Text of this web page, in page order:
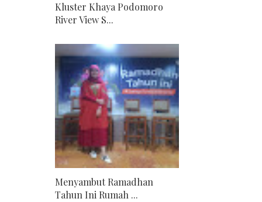
Kluster Khaya Podomoro
River View S...
Menyambut Ramadhan
Tahun Ini Rumah ...